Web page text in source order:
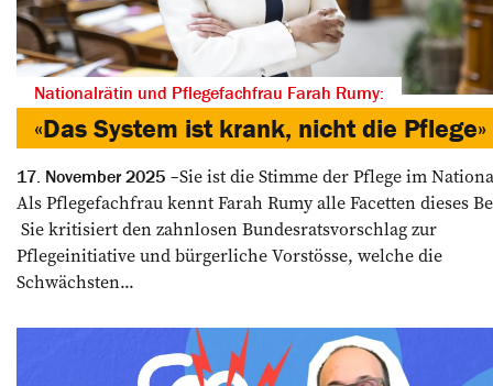
Nationalrätin und Pflegefachfrau Farah Rumy:
«Das System ist krank, nicht die Pflege»
17. November 2025
Sie ist die Stimme der Pflege im
Als Pflegefachfrau kennt Farah Rumy alle Facetten dieses
Sie kritisiert den zahnlosen Bundesratsvorschlag zur
Pflegeinitiative und bürgerliche Vorstösse, welche die
Schwächsten...